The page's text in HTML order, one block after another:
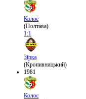
Колос
(Полтава)
1:1
Зірка
(Кропивницький)
1981
Колос